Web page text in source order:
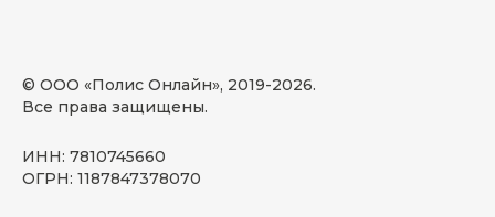
© ООО «Полис Онлайн», 2019-2026.
Все права защищены.
ИНН: 7810745660
ОГРН: 1187847378070